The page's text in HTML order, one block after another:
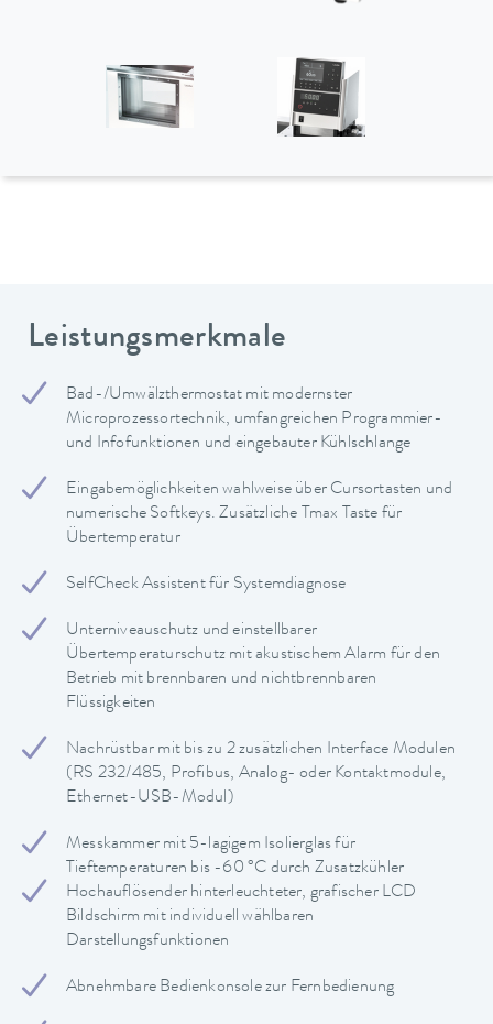
Leistungsmerkmale
Bad-/Umwälzthermostat mit modernster
Microprozessortechnik, umfangreichen Programmier-
und Infofunktionen und eingebauter Kühlschlange
Eingabemöglichkeiten wahlweise über Cursortasten und
numerische Softkeys. Zusätzliche Tmax Taste für
Übertemperatur
SelfCheck Assistent für Systemdiagnose
Unterniveauschutz und einstellbarer
Übertemperaturschutz mit akustischem Alarm für den
Betrieb mit brennbaren und nichtbrennbaren
Flüssigkeiten
Nachrüstbar mit bis zu 2 zusätzlichen Interface Modulen
(RS 232/485, Profibus, Analog- oder Kontaktmodule,
Ethernet-USB-Modul)
Messkammer mit 5-lagigem Isolierglas für
Tieftemperaturen bis -60 °C durch Zusatzkühler
Hochauflösender hinterleuchteter, grafischer LCD
Bildschirm mit individuell wählbaren
Darstellungsfunktionen
Abnehmbare Bedienkonsole zur Fernbedienung